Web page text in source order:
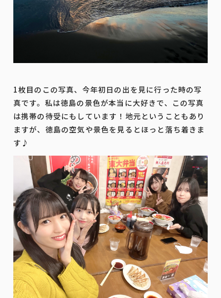
1枚目のこの写真、今年初日の出を見に行った時の写
真です。私は徳島の景色が本当に大好きで、この写真
は携帯の待受にもしています！地元ということもあり
ますが、徳島の空気や景色を見るとほっと落ち着きま
す♪